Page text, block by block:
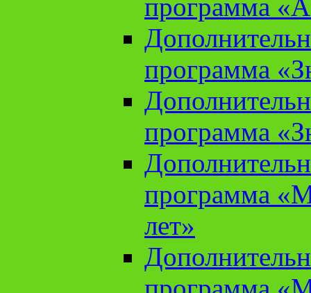
программа
программа
программа
программа
лет»